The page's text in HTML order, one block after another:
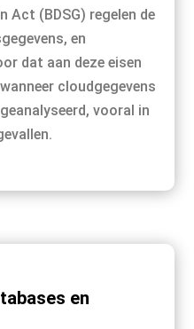
Act (BDSG) regelen de
en
dat aan deze eisen
cloudgegevens
vooral in
en